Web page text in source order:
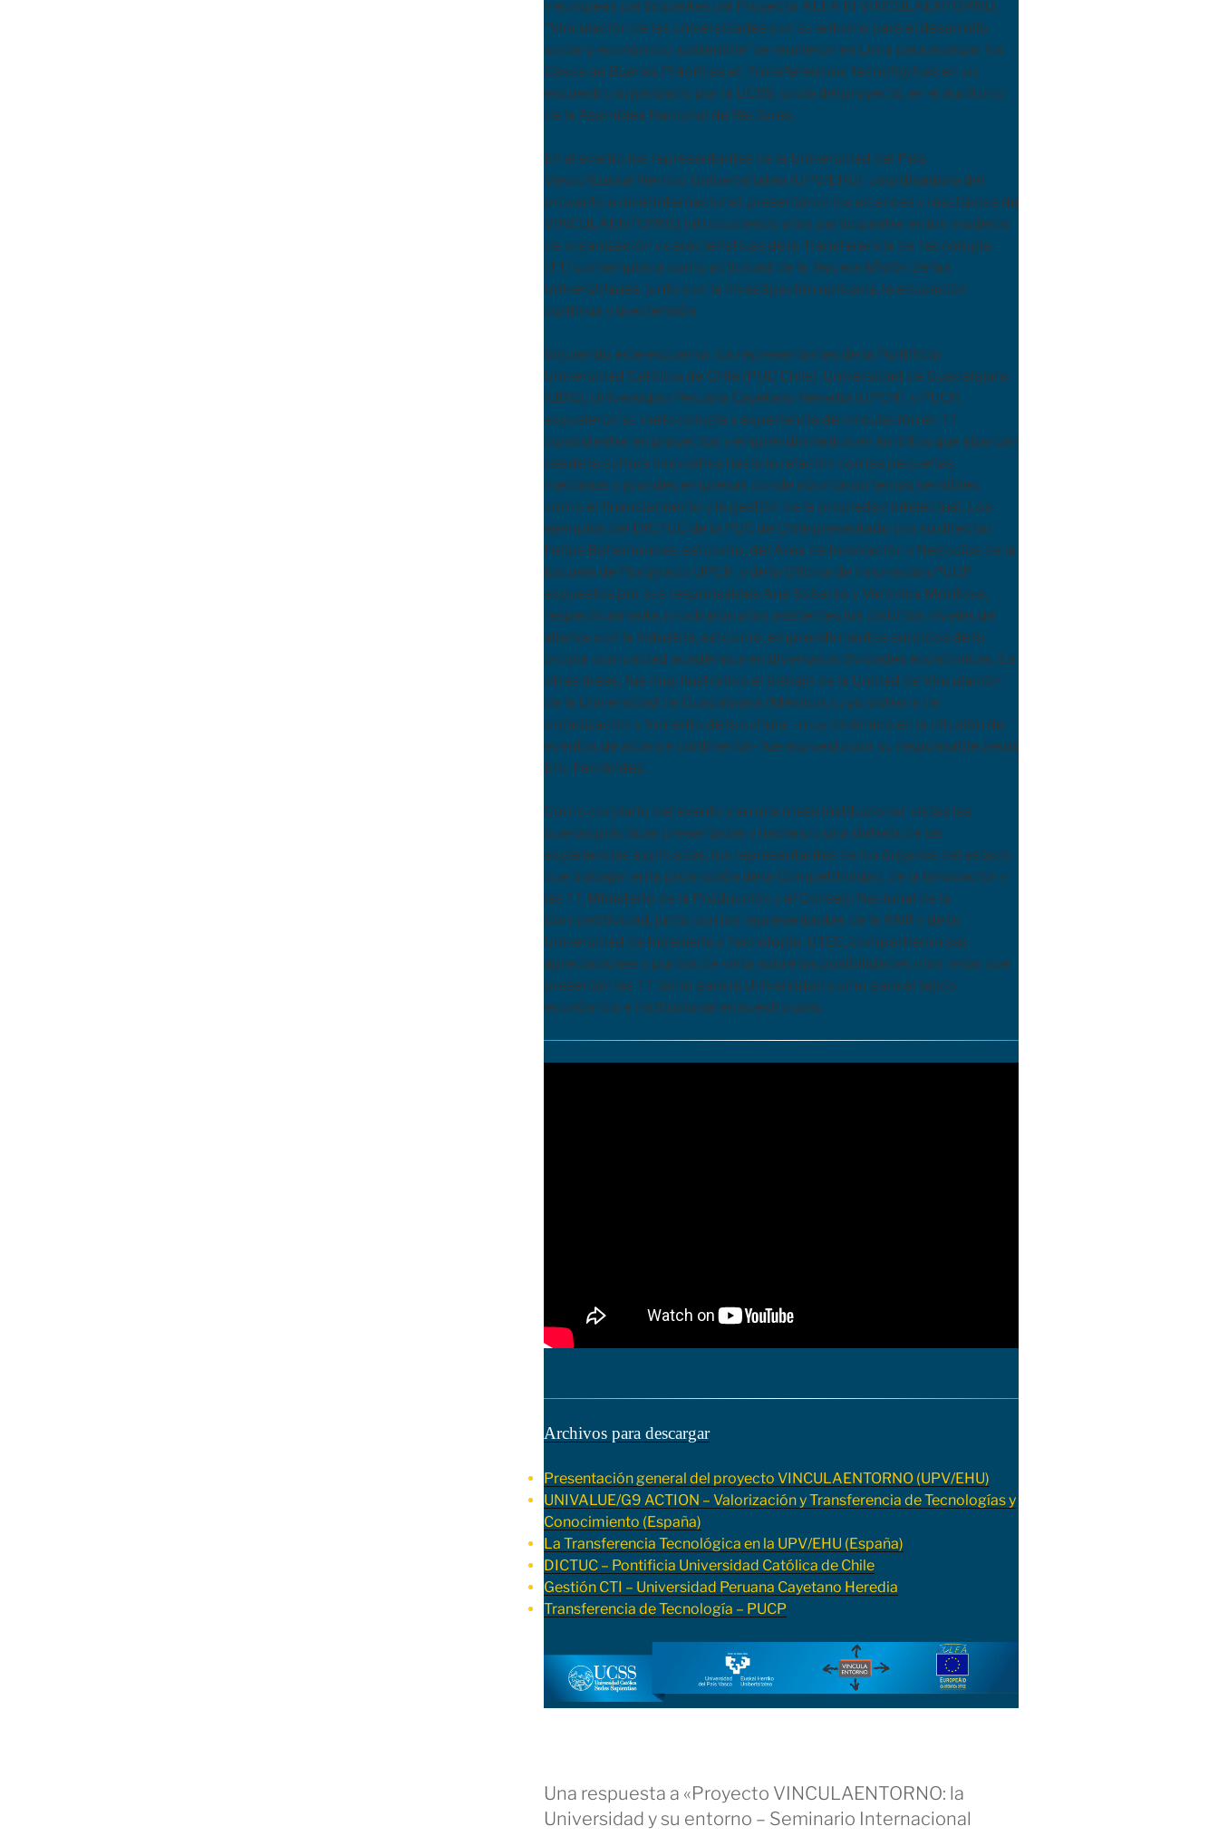
y europeas participantes del Proyecto ALFA III VINCULAENTORNO,
“Vinculación de las universidades con su entorno para el desarrollo
social y económico sostenible” se reunieron en Lima para analizar los
Casos de Buenas Prácticas en Transferencias Tecnológicas en un
encuentro organizado por la UCSS, socia del proyecto, en el auditorio
de la Asamblea Nacional de Rectores.
En el evento los representantes de la Universidad del País
Vasco/Euskal Herrico Unibertsitatea (UPV/EHU), coordinadora del
proyecto a nivel internacional, presentaron los alcances y resultados de
VINCULAENTORNO, introduciendo a los participantes en los modelos
de organización y características de la Transferencia de Tecnología
(TT) contemplada como actividad de la Tercera Misión de las
Universidades, junto con la investigación aplicada, la educación
continua y la extensión.
Siguiendo este esquema, los representantes de la Pontificia
Universidad Católica de Chile (PUC Chile), Universidad de Guadalajara
(UDG), Universidad Peruana Cayetano Heredia (UPCH), y PUCP,
expusieron su metodología y experiencia de vinculación en TT
consistentes en proyectos y emprendimientos en ámbitos que abarcan
desde la cultura innovativa hasta la relación con las pequeñas,
medianas y grandes empresas donde abordaron temas sensibles
como el financiamiento y la gestión de la propiedad intelectual. Los
ejemplos del DICTUC de la PUC de Chile presentado por su director
Felipe Bahamondes, así como, del Área de Innovación y Negocios de la
Escuela de Postgrado UPCH, y de la Oficina de Innovación PUCP
expuestos por sus responsables Ana Sobarzo y Verónica Montoya,
respectivamente, mostraron a los asistentes los distintos niveles de
alianza con la industria, así como, emprendimientos surgidos de la
propia comunidad académica en diversas actividades económicas. En
otras áreas, fue muy ilustrativo el trabajo de la Unidad de Vinculación
de la Universidad de Guadalajara (México), cuyo sistema de
organización y fomento de la cultura –muy dinámico en la difusión de
eventos de alcance continental- fue expuesto por su responsable Jesus
Eric Fernández.
Como corolario del evento y en una mesa institucional, vistas las
buenas prácticas presentadas y haciendo una síntesis de las
experiencias explicadas, los representantes de los órganos del estado
que trabajan en la promoción de la Competitividad, de la Innovación y
las TT, Ministerio de la Producción y el Consejo Nacional de la
Competitividad, junto con los representantes de la ANR y de la
Universidad de Ingeniería y Tecnología, UTEC, compartieron sus
apreciaciones y puntos de vista sobre las posibilidades y los retos que
presentan las TT tanto para la Universidad como para el tejido
económico e institucional en nuestro país.
Archivos para descargar
Presentación general del proyecto VINCULAENTORNO (UPV/EHU)
UNIVALUE/G9 ACTION – Valorización y Transferencia de Tecnologías y
Conocimiento (España)
La Transferencia Tecnológica en la UPV/EHU (España)
DICTUC – Pontificia Universidad Católica de Chile
Gestión CTI – Universidad Peruana Cayetano Heredia
Transferencia de Tecnología – PUCP
Una respuesta a «Proyecto VINCULAENTORNO: la
Universidad y su entorno – Seminario Internacional